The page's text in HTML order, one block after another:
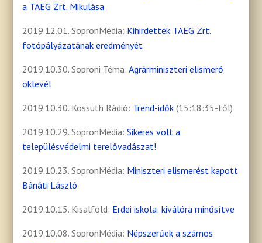
a TAEG Zrt. Mikulása
2019.12.01. SopronMédia: Kihirdették TAEG Zrt.
fotópályázatának eredményét
2019.10.30. Soproni Téma:Agrárminiszteri elismerő
oklevél
2019.10.30. Kossuth Rádió: Trend-idők (15:18:35-től)
2019.10.29. SopronMédia:Sikeres volt a
településvédelmi terelővadászat!
2019.10.23. SopronMédia: Miniszteri elismerést kapott
Bánáti László
2019.10.15. Kisalföld: Erdei iskola: kiválóra minősítve
2019.10.08. SopronMédia: Népszerűek a számos